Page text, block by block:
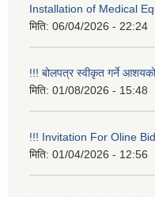
Installation of Medical
मिति: 06/04/2026 - 22:24
!!! बोलपत्र स्वीकृत गर्ने
मिति: 01/08/2026 - 15:48
!!! Invitation For Oline
मिति: 01/04/2026 - 12:56